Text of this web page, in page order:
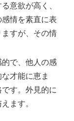
意欲が高く、
情を素直に表
すが、その情
で、他人の感
才能に恵ま
す。外見的に
ます。